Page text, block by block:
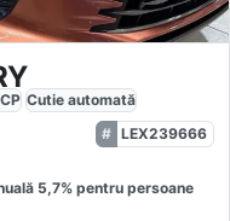
CP Cutie automată
LEX239666
5,7% pentru persoane